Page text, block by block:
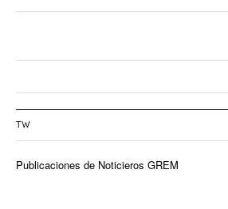
TW
Publicaciones de Noticieros GREM